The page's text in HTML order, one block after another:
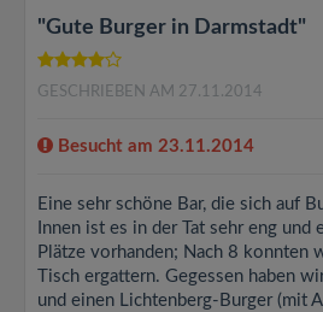
"Gute Burger in Darmstadt"
GESCHRIEBEN AM 27.11.2014
Besucht am 23.11.2014
Eine sehr schöne Bar, die sich auf
Innen ist es in der Tat sehr eng und
Plätze vorhanden; Nach 8 konnten
Tisch ergattern. Gegessen haben
und einen Lichtenberg-Burger (mit